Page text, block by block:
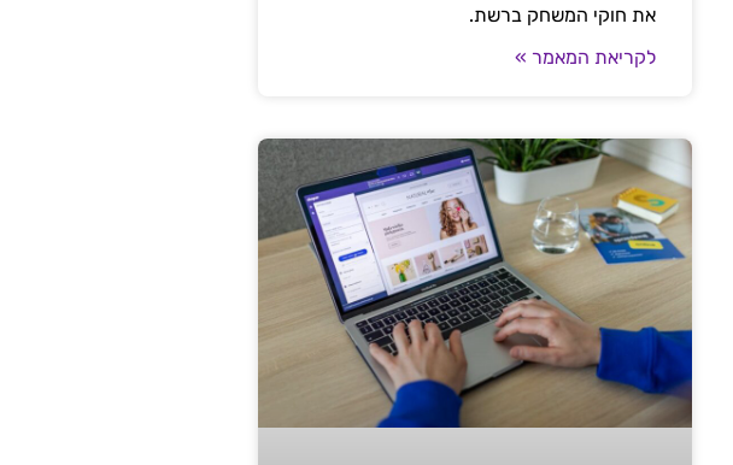
את חוקי המשחק ברשת.
לקריאת המאמר »